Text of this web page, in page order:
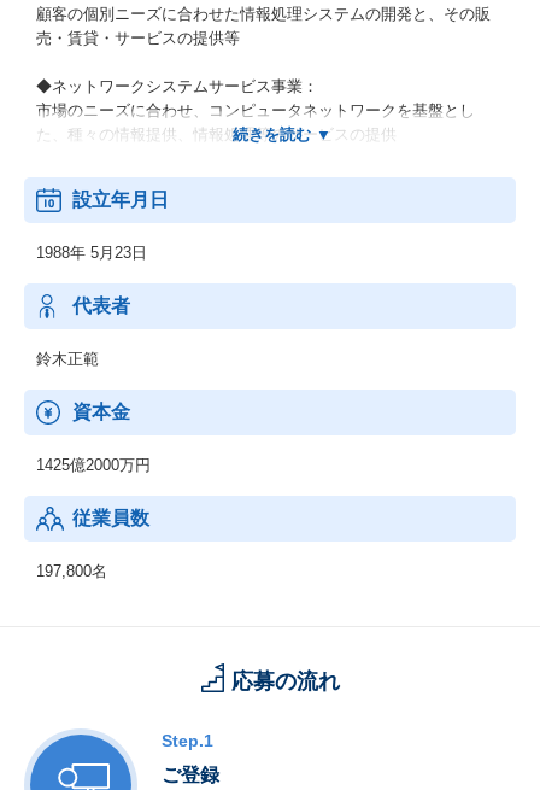
顧客の個別ニーズに合わせた情報処理システムの開発と、その販
売・賃貸・サービスの提供等
◆ネットワークシステムサービス事業：
市場のニーズに合わせ、コンピュータネットワークを基盤とし
た、種々の情報提供、情報処理等のサービスの提供
◆その他の事業：
顧客の経営上の問題点に係わる調査・分析、情報処理システムの
設立年月日
1988年 5月23日
代表者
鈴木正範
資本金
1425億2000万円
従業員数
197,800名
応募の流れ
Step.1
ご登録